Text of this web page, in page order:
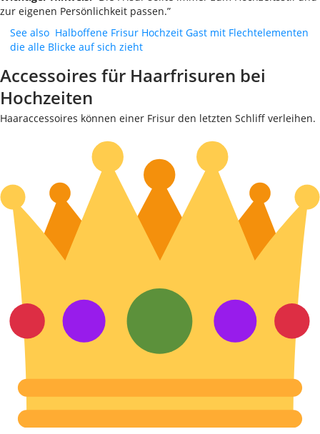
zur eigenen Persönlichkeit passen.”
See also Halboffene Frisur Hochzeit Gast mit Flechtelementen
die alle Blicke auf sich zieht
Accessoires für Haarfrisuren bei
Hochzeiten
Haaraccessoires können einer Frisur den letzten Schliff verleihen.